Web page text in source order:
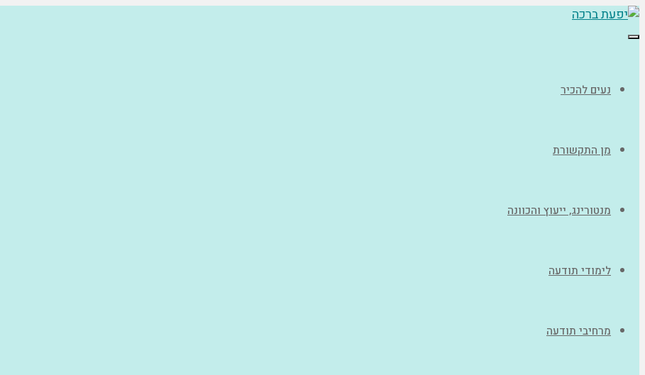
תפריט
נעים להכיר
מן התקשורת
מנטורינג, ייעוץ והכוונה
לימודי תודעה
מרחיבי תודעה